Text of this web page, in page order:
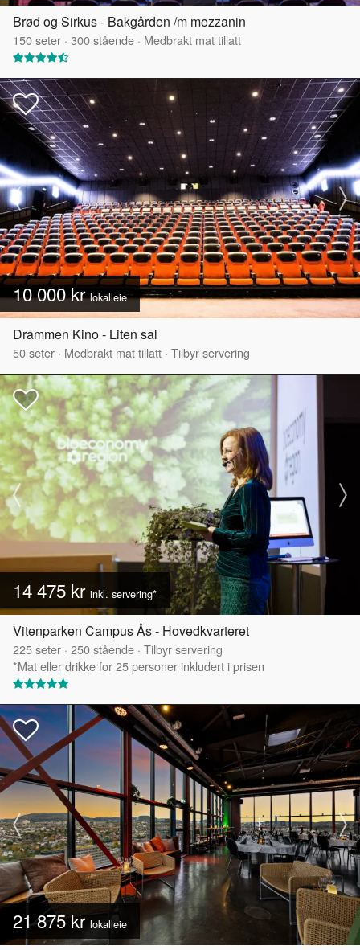
Brød og Sirkus - Bakgården /m mezzanin
150seter · 300stående · Medbrakt mat tillatt
10 000 krlokalleie
Drammen Kino - Liten sal
50seter · Medbrakt mat tillatt · Tilbyr servering
14 475 kr inkl. servering*
Vitenparken Campus Ås - Hovedkvarteret
225seter · 250stående · Tilbyr servering
*Mat eller drikke for 25 personer inkludert i prisen
21 875 krlokalleie